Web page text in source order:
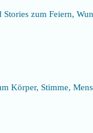
zum Feiern,
Stimme,